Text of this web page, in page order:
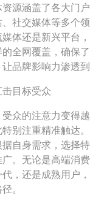
源涵盖了各大门
社交媒体等多个
体还是新兴平台
全网覆盖，确保
品牌影响力渗透到
目标受众
众的注意力变得
别注重精准触达
自身需求，选择
。无论是高端消
，还是成熟用户
。